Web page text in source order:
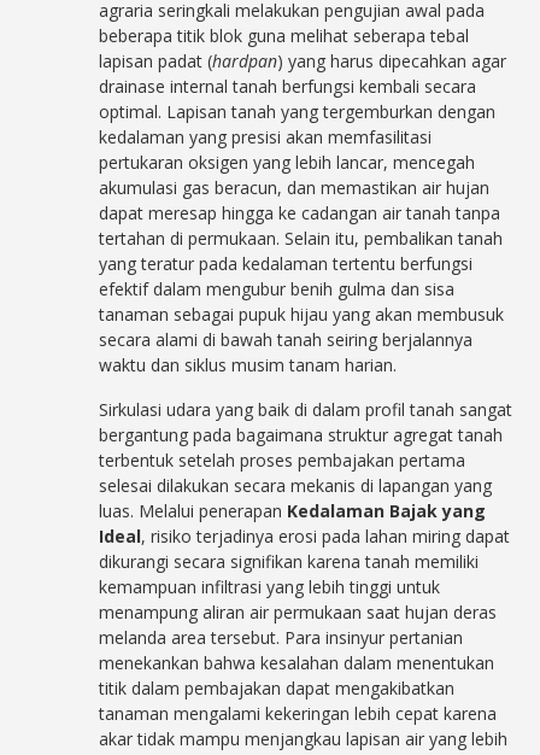
agraria seringkali melakukan pengujian awal pada
beberapa titik blok guna melihat seberapa tebal
lapisan padat (hardpan) yang harus dipecahkan agar
drainase internal tanah berfungsi kembali secara
optimal. Lapisan tanah yang tergemburkan dengan
kedalaman yang presisi akan memfasilitasi
pertukaran oksigen yang lebih lancar, mencegah
akumulasi gas beracun, dan memastikan air hujan
dapat meresap hingga ke cadangan air tanah tanpa
tertahan di permukaan. Selain itu, pembalikan tanah
yang teratur pada kedalaman tertentu berfungsi
efektif dalam mengubur benih gulma dan sisa
tanaman sebagai pupuk hijau yang akan membusuk
secara alami di bawah tanah seiring berjalannya
waktu dan siklus musim tanam harian.
Sirkulasi udara yang baik di dalam profil tanah sangat
bergantung pada bagaimana struktur agregat tanah
terbentuk setelah proses pembajakan pertama
selesai dilakukan secara mekanis di lapangan yang
luas. Melalui penerapan Kedalaman Bajak yang
Ideal, risiko terjadinya erosi pada lahan miring dapat
dikurangi secara signifikan karena tanah memiliki
kemampuan infiltrasi yang lebih tinggi untuk
menampung aliran air permukaan saat hujan deras
melanda area tersebut. Para insinyur pertanian
menekankan bahwa kesalahan dalam menentukan
titik dalam pembajakan dapat mengakibatkan
tanaman mengalami kekeringan lebih cepat karena
akar tidak mampu menjangkau lapisan air yang lebih